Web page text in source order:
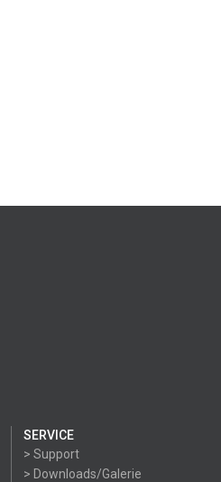
SERVICE
> Support
> Downloads/Galerie